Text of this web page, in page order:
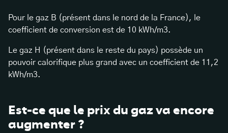
Pour le gaz B (présent dans le nord de la France), le
coefficient de conversion est de 10 kWh/m3.
Le gaz H (présent dans le reste du pays) possède un
pouvoir calorifique plus grand avec un coefficient de 11,2
kWh/m3.
Est-ce que le prix du gaz va encore
augmenter ?